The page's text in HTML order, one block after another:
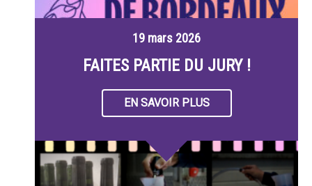
19 mars 2026
FAITES PARTIE DU JURY !
EN SAVOIR PLUS